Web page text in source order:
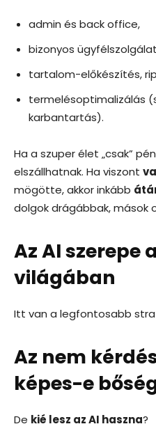
admin és back office,
bizonyos
tartalom-előkészítés,
termelésoptimalizálás
karbantartás).
Ha a szuper élet „csak”
elszállhatnak. Ha viszont
mögötte, akkor inkább
dolgok drágábbak, mások
Az AI szerepe
világában
Itt van a legfontosabb
Az nem
képes-e
De kié lesz az AI haszna?